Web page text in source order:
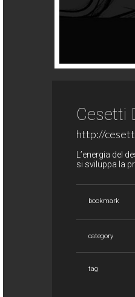
Cesetti
http://
L’energia del
si sviluppa la
bookmark
category
tag